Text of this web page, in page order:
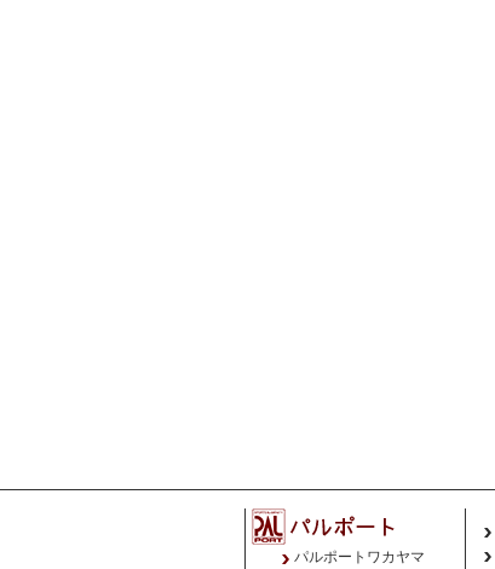
パルポートワカヤマ